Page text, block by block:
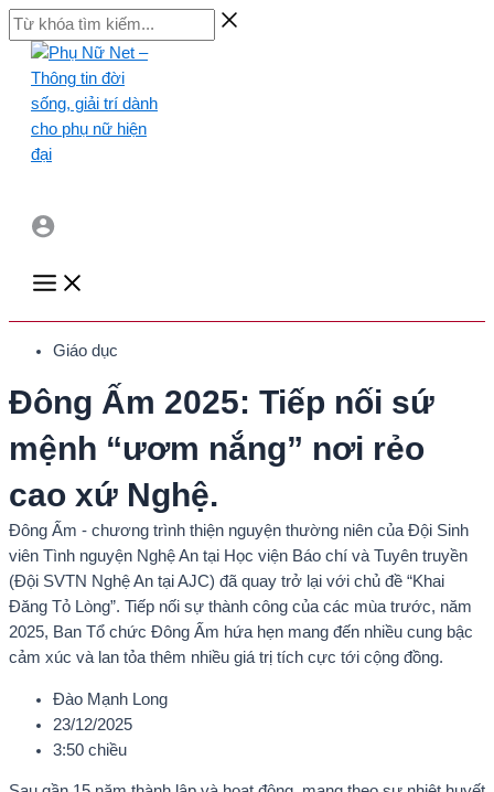
Skip
to
content
Từ
khóa
kiếm...
Main
Menu
Giáo dục
Đông Ấm 2025: Tiếp nối sứ
mệnh “ươm nắng” nơi rẻo
cao xứ Nghệ.
Đông Ấm - chương trình thiện nguyện thường niên của Đội Sinh
viên Tình nguyện Nghệ An tại Học viện Báo chí và Tuyên truyền
(Đội SVTN Nghệ An tại AJC) đã quay trở lại với chủ đề “Khai
Đăng Tỏ Lòng”. Tiếp nối sự thành công của các mùa trước, năm
2025, Ban Tổ chức Đông Ấm hứa hẹn mang đến nhiều cung bậc
cảm xúc và lan tỏa thêm nhiều giá trị tích cực tới cộng đồng.
Đào Mạnh Long
23/12/2025
3:50 chiều